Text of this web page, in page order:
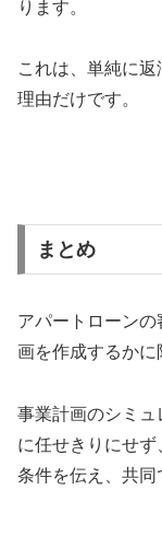
ります。
これは、単純に
理由だけです。
まとめ
アパートローン
画を作成するかに
事業計画のシミ
に任せきりにせ
条件を伝え、共同